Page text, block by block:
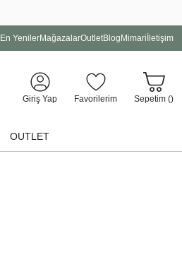
En YenilerMağazalarOutletBlog Mimari İletişim
Giriş Yap Favorilerim Sepetim ()
OUTLET